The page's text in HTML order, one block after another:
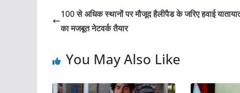
e
b
o
k
er l s
p
e
100 से अधिक स्थानों पर मौजूद हैलीपैड के जरिए हवाई
का मजबूत नेटवर्क तैयार
You May Also Like